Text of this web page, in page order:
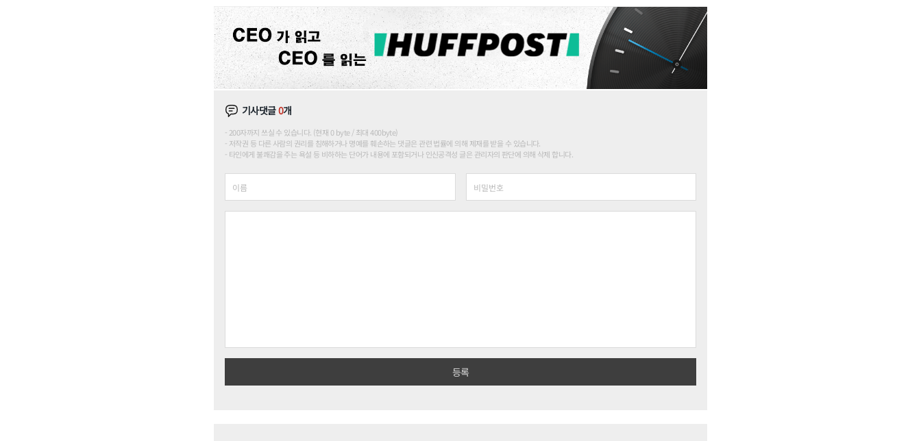
기사댓글0개
200자까지 쓰실 수 있습니다. (현재 0 byte / 최대 400byte)
저작권 등 다른 사람의 권리를 침해하거나 명예를 훼손하는 댓글은 관련 법률에 의해 제재를 받을 수 있습니다.
타인에게 불쾌감을 주는 욕설 등 비하하는 단어가 내용에 포함되거나 인신공격성 글은 관리자의 판단에 의해 삭제 합니다.